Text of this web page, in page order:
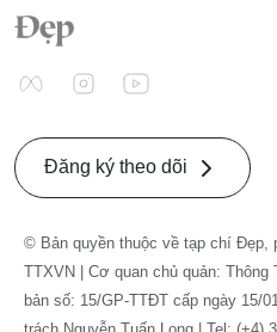
Đăng ký theo dõi
© Bản quyền thuộc về tạp chí Đẹp,
TTXVN | Cơ quan chủ quản:
bản số: 15/GP-TTĐT cấp ngày 15/